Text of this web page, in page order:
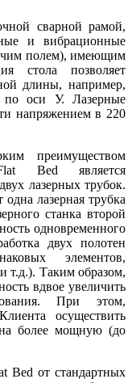
сварной рамой,
и вибрационные
полем), имеющим
стола позволяет
длины, например,
по оси У. Лазерные
напряжением в 220
преимуществом
Bed является
лазерных трубок.
лазерная трубка
станка второй
одновременного
двух полотен
элементов,
т.д.). Таким образом,
вдвое увеличить
При этом,
осуществить
на более мощную (до
Bed от стандартных